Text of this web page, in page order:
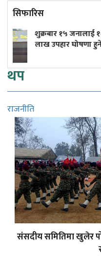
सिफारिस
जनालाई १०
थप
राजनीति
संसदीय समितिमा खुलेर